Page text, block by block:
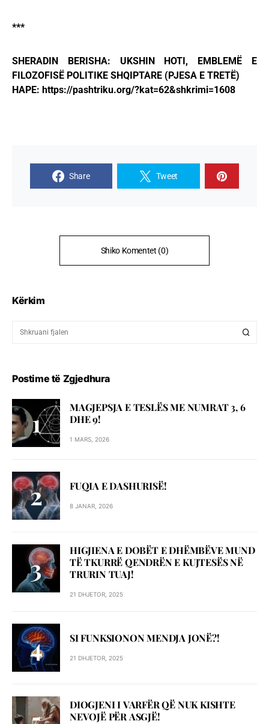
***
SHERADIN BERISHA: UKSHIN HOTI, EMBLEMË E
FILOZOFISË POLITIKE SHQIPTARE (PJESA E TRETË)
HAPE: https://pashtriku.org/?kat=62&shkrimi=1608
Share Tweet
Shiko Komentet (0)
Kërkim
Postime të Zgjedhura
MAGJEPSJA E TESLËS ME NUMRAT 3, 6
DHE 9!
1 MARS, 2026
FUQIA E DASHURISË!
8 JANAR, 2026
HIGJIENA E DOBËT E DHËMBËVE MUND
TË TKURRË QENDRËN E KUJTESËS NË
TRURIN TUAJ!
21 DHJETOR, 2025
SI FUNKSIONON MENDJA JONË?!
21 DHJETOR, 2025
DIOGJENI I VARFËR QË NUK KISHTE
NEVOJË PËR ASGJË!